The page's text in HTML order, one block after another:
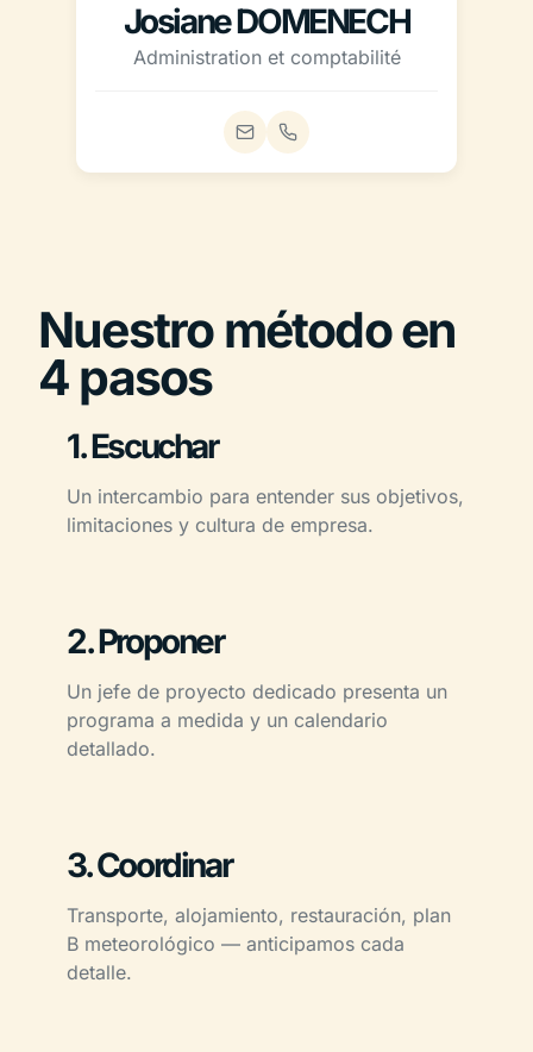
Josiane DOMENECH
Administration et comptabilité
EmailTéléphone fixe
Nuestro método en
4 pasos
1. Escuchar
Un intercambio para entender sus objetivos,
limitaciones y cultura de empresa.
2. Proponer
Un jefe de proyecto dedicado presenta un
programa a medida y un calendario
detallado.
3. Coordinar
Transporte, alojamiento, restauración, plan
B meteorológico — anticipamos cada
detalle.